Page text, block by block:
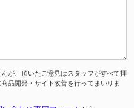
が、頂いたご意見はスタッフがすべて拝
品開発・サイト改善を行ってまいりま